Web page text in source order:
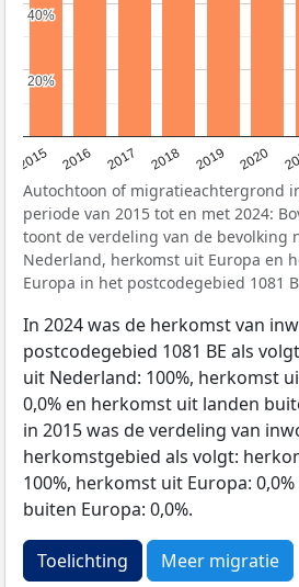
2015 2016 2017 2018 2019 2020
20%
20%
40%
40%
Autochtoon of migratieachtergrond
periode van 2015 tot en met 2024:
toont de verdeling van de bevolking
Nederland, herkomst uit Europa en
Europa in het postcodegebied 1081
In 2024 was de herkomst van
postcodegebied 1081 BE als
uit Nederland: 100%, herkomst
0,0% en herkomst uit landen
in 2015 was de verdeling van
herkomstgebied als volgt:
100%, herkomst uit Europa:
buiten Europa: 0,0%.
Toelichting Meer migratie